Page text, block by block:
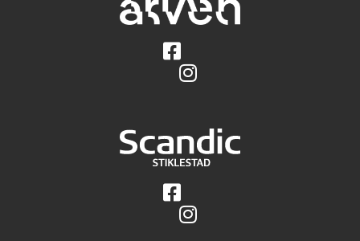
Følg på Facebook
Følg på Instagram
Følg på Facebook
Følg på Instagram